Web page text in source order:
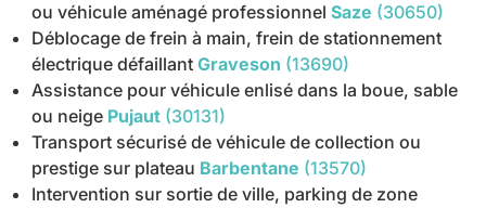
ou véhicule aménagé professionnel Saze (30650)
Déblocage de frein à main, frein de stationnement
électrique défaillant Graveson (13690)
Assistance pour véhicule enlisé dans la boue, sable
ou neige Pujaut (30131)
Transport sécurisé de véhicule de collection ou
prestige sur plateau Barbentane (13570)
Intervention sur sortie de ville, parking de zone